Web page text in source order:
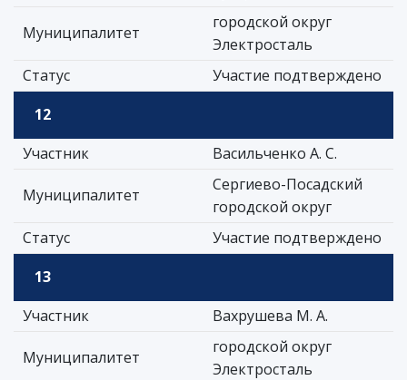
Муниципалитет
городской округ
Электросталь
Статус
Участие подтверждено
12
Участник
Васильченко А. С.
Муниципалитет
Сергиево-Посадский
городской округ
Статус
Участие подтверждено
13
Участник
Вахрушева М. А.
Муниципалитет
городской округ
Электросталь